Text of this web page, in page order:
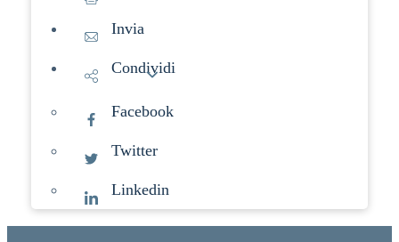
Invia
Condividi
Facebook
Twitter
Linkedin